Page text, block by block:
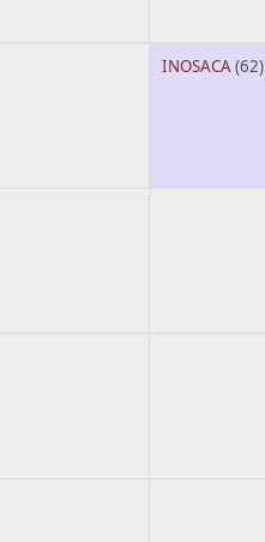
INOSACA(62)